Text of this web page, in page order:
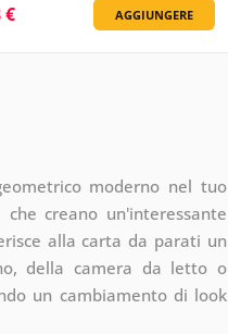
€ AGGIUNGERE
moderno nel tuo
creano un'interessante
alla carta da parati un
della camera da letto o
un cambiamento di look